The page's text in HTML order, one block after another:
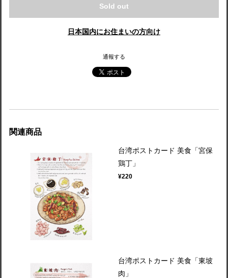
Sold out
日本国内にお住まいの方向け
通報する
関連商品
台湾ポストカード 美食「宮保
鶏丁」
¥220
台湾ポストカード 美食「東坡
肉」